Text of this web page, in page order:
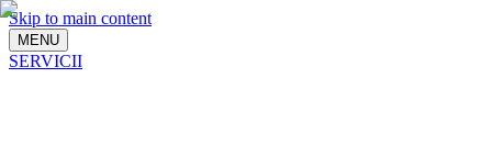
Skip to main content
MENU
SERVICII